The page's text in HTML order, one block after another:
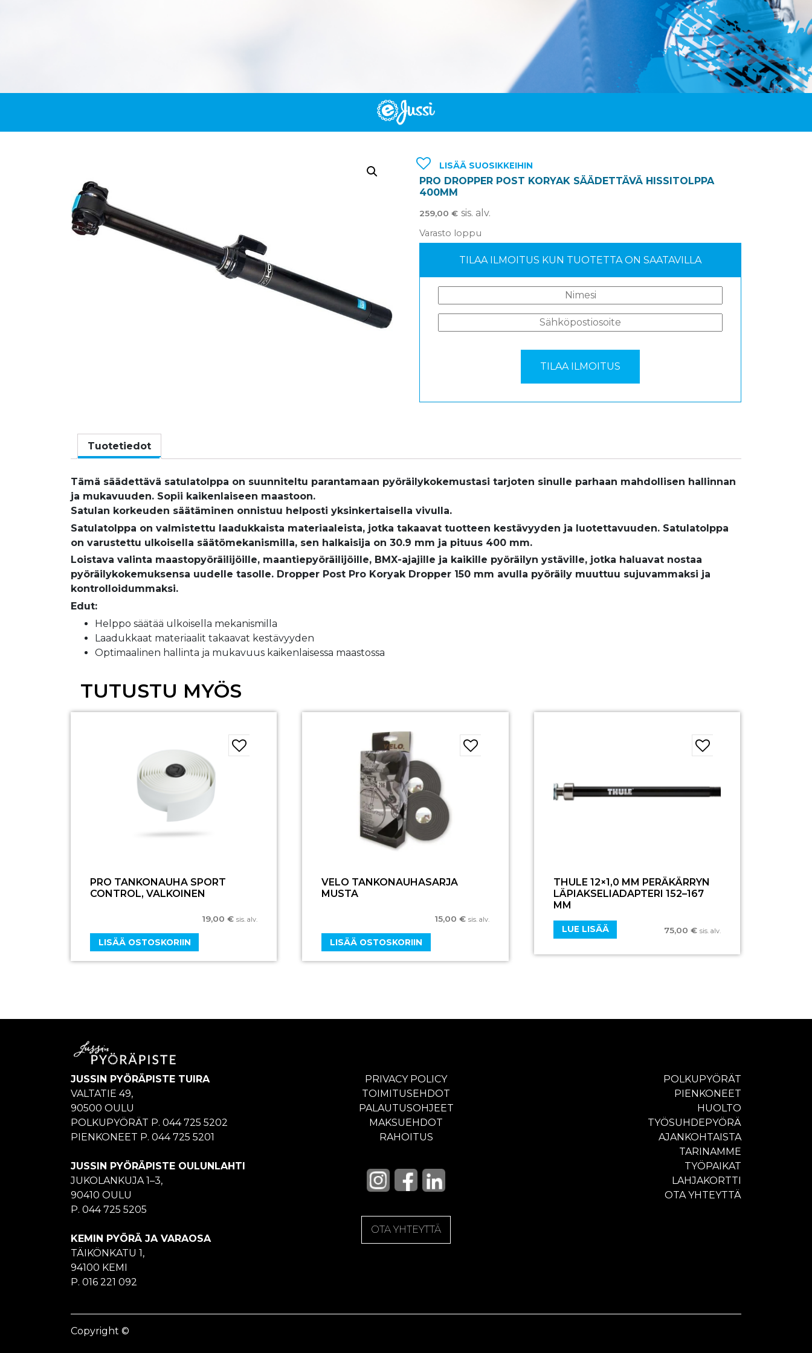
LISÄÄ SUOSIKKEIHIN
PRO DROPPER POST KORYAK SÄÄDETTÄVÄ HISSITOLPPA
400MM
259,00€ sis. alv.
Varasto loppu
TILAA ILMOITUS KUN TUOTETTA ON SAATAVILLA
Tuotetiedot
Tämä säädettävä satulatolppa on suunniteltu parantamaan pyöräilykokemustasi tarjoten sinulle parhaan mahdollisen hallinnan
ja mukavuuden. Sopii kaikenlaiseen maastoon.
Satulan korkeuden säätäminen onnistuu helposti yksinkertaisella vivulla.
Satulatolppa on valmistettu laadukkaista materiaaleista, jotka takaavat tuotteen kestävyyden ja luotettavuuden. Satulatolppa
on varustettu ulkoisella säätömekanismilla, sen halkaisija on 30.9 mm ja pituus 400 mm.
Loistava valinta maastopyöräilijöille, maantiepyöräilijöille, BMX-ajajille ja kaikille pyöräilyn ystäville, jotka haluavat nostaa
pyöräilykokemuksensa uudelle tasolle. Dropper Post Pro Koryak Dropper 150 mm avulla pyöräily muuttuu sujuvammaksi ja
kontrolloidummaksi.
Edut:
Helppo säätää ulkoisella mekanismilla
Laadukkaat materiaalit takaavat kestävyyden
Optimaalinen hallinta ja mukavuus kaikenlaisessa maastossa
TUTUSTU MYÖS
PRO TANKONAUHA SPORT
CONTROL, VALKOINEN
19,00€ sis. alv.
LISÄÄ OSTOSKORIIN
VELO TANKONAUHASARJA
MUSTA
15,00 € sis. alv.
LISÄÄ OSTOSKORIIN
THULE 12×1,0 MM PERÄKÄRRYN
LÄPIAKSELIADAPTERI 152–167
MM
75,00€ sis. alv.
LUE LISÄÄ
JUSSIN PYÖRÄPISTE TUIRA
VALTATIE 49,
90500 OULU
POLKUPYÖRÄT P. 044 725 5202
PIENKONEET P. 044 725 5201
JUSSIN PYÖRÄPISTE OULUNLAHTI
JUKOLANKUJA 1–3,
90410 OULU
P. 044 725 5205
KEMIN PYÖRÄ JA VARAOSA
TÄIKÖNKATU 1,
94100 KEMI
P. 016 221 092
PRIVACY POLICY
TOIMITUSEHDOT
PALAUTUSOHJEET
MAKSUEHDOT
RAHOITUS
OTA YHTEYTTÄ
POLKUPYÖRÄT
PIENKONEET
HUOLTO
TYÖSUHDEPYÖRÄ
AJANKOHTAISTA
TARINAMME
TYÖPAIKAT
LAHJAKORTTI
OTA YHTEYTTÄ
Copyright ©